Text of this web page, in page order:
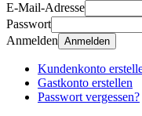
E-Mail-Adresse
Passwort
Anmelden Anmelden
Kundenkonto
Gastkonto erstellen
Passwort vergessen?